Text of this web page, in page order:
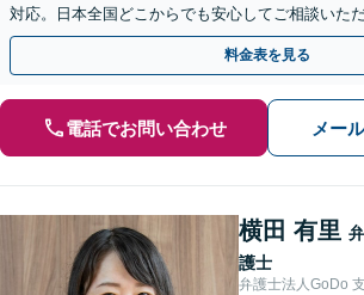
対応。日本全国どこからでも安心してご相談いた
歩を踏み出してみませんか。【初回相談無料】
料金表を見る
電話でお問い合わせ メー
横田 有里 弁
護士
弁護士法人GoDo